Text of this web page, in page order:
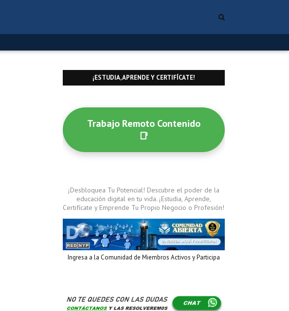
¡ESTUDIA, APRENDE Y CERTIFÍCATE!
Trabajo Remoto Contenido
📑
¡Desbloquea Tu Potencial! Descubre el poder de la
educación digital en tu vida. ¡Estudia, Aprende,
Certifícate y Emprende Tu Propio Negocio o Profesión!
Ingresa a la Comunidad de Miembros Activos y Participa